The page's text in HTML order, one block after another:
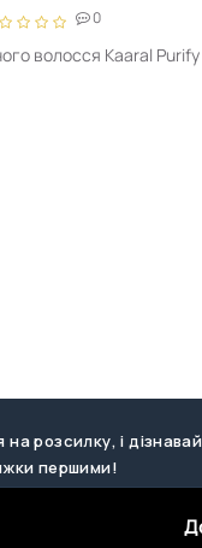
0
волосся Kaaral
на розсилку, і
першими!